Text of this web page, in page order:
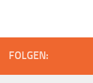
FOLGEN: